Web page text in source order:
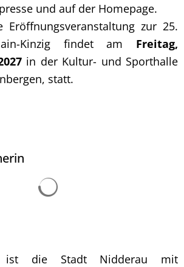
und auf der Homepage.
Eröffnungsveranstaltung zur 25.
Kinzig findet am Freitag,
in der Kultur- und Sporthalle
statt.
ist die Stadt Nidderau mit